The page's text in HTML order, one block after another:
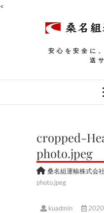
<
安心を安全に
送
cropped-
photo.jpeg
桑名組運輸株式会社
photo.jpeg
kuadmin 2020